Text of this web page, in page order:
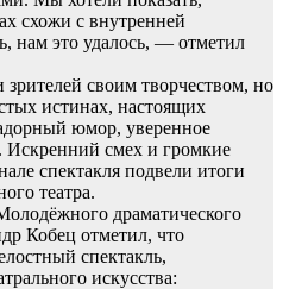
схожи с внутренней
нам это удалось, — отметил
своим творчеством, но
истинах, настоящих
юмор, уверенное
Искренний смех и громкие
спектакля подвели итоги
театра.
драматического
Кобец отметил, что
спектакль,
искусства: